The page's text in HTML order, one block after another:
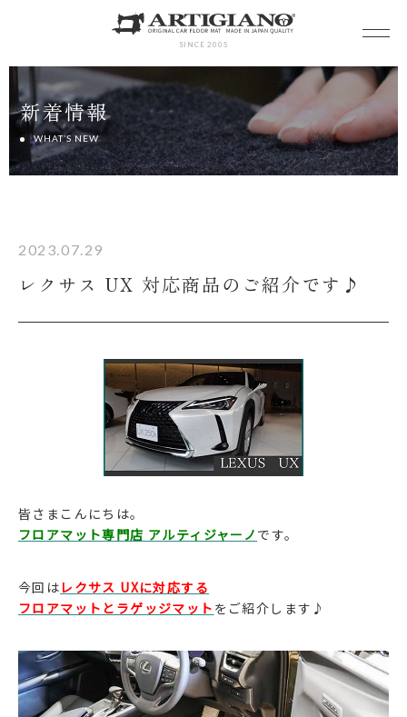
SINCE 2005
新着情報
WHAT’S NEW
2023.07.29
レクサス UX 対応商品のご紹介です♪
皆さまこんにちは。
フロアマット専門店 アルティジャーノ です。
今回はレクサス UXに対応する
フロアマットとラゲッジマット をご紹介します♪